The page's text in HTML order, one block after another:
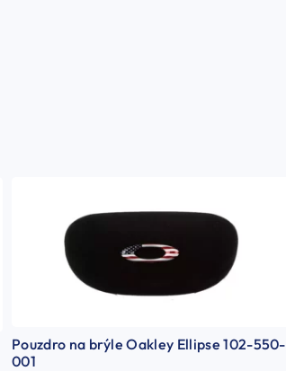
Pouzdro na brýle Oakley Ellipse 102-550-
001